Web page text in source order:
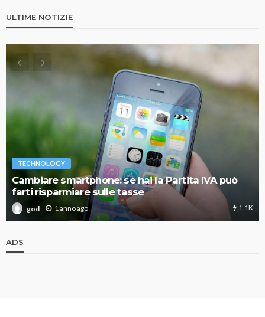
ULTIME NOTIZIE
TECHNOLOGY
Cambiare smartphone: se hai la Partita IVA può
farti risparmiare sulle tasse
god 1 anno ago 1.1K
ADS